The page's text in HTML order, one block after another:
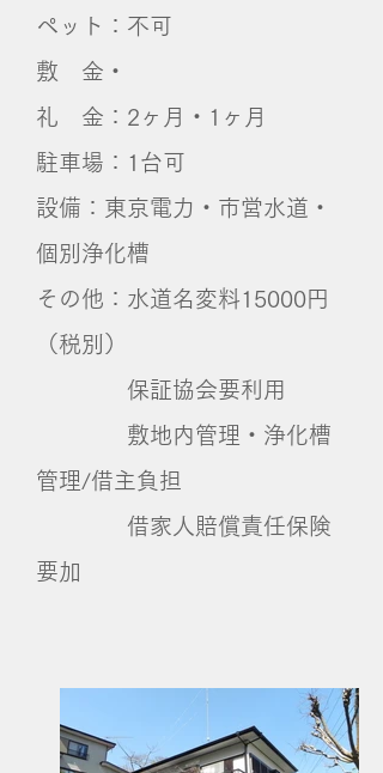
ペット：不可
敷 金・
礼 金：2ヶ月・1ヶ月
​駐車場：1台可
設備：東京電力・市営水道・
個別浄化槽
その他：水道名変料15000円
（税別）
保証協会要利用
敷地内管理・浄化槽
管理/借主負担
借家人賠償責任保険
要加